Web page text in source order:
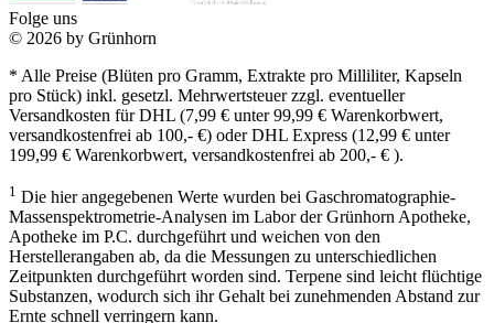
Folge uns
© 2026 by Grünhorn
* Alle Preise (Blüten pro Gramm, Extrakte pro Milliliter, Kapseln
pro Stück) inkl. gesetzl. Mehrwertsteuer zzgl. eventueller
Versandkosten für DHL (7,99 € unter 99,99 € Warenkorbwert,
versandkostenfrei ab 100,- €) oder DHL Express (12,99 € unter
199,99 € Warenkorbwert, versandkostenfrei ab 200,- € ).
1 Die hier angegebenen Werte wurden bei Gaschromatographie-
Massenspektrometrie-Analysen im Labor der Grünhorn Apotheke,
Apotheke im P.C. durchgeführt und weichen von den
Herstellerangaben ab, da die Messungen zu unterschiedlichen
Zeitpunkten durchgeführt worden sind. Terpene sind leicht flüchtige
Substanzen, wodurch sich ihr Gehalt bei zunehmenden Abstand zur
Ernte schnell verringern kann.